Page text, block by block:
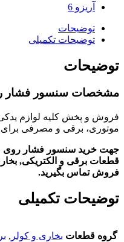
آریزو 6
توضیحات
توضیحات تکمیلی
توضیحات
مشخصات سنسور فشار
موتوری، برقی و مصرفی
فروش تماس بگیرید.
توضیحات تکمیلی
گروه قطعات بخاری و کولر ,